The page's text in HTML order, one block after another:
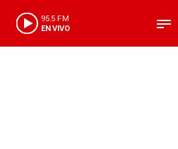
95.5 FM
EN VIVO